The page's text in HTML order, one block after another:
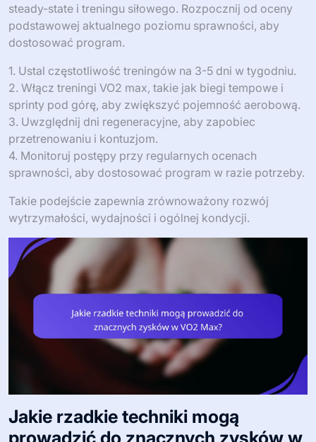
steady-state i treningu siłowego. Rozpocznij od oceny
podstawowej aktualnego poziomu sprawności, aby
dostosować program.
1. Ustal częstotliwość treningów na 3-5 dni w tygodniu.
2. Włącz treningi VO2 max, takie jak biegi tempowe i
sprinty pod górę, aby zwiększyć pojemność aerobową.
3. Uwzględnij dni regeneracyjne, aby zapobiec
przetrenowaniu i kontuzjom.
4. Monitoruj postępy przy regularnych ocenach
sprawności, aby dostosować program w razie potrzeby.
Takie podejście zapewnia zrównoważony rozwój
wytrzymałości, wydajności i ogólnej kondycji.
Jakie rzadkie techniki mogą